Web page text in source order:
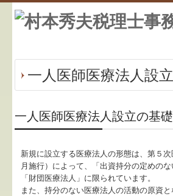
お知らせ
経営理念
交通案内
業務案内
一人医師医療法人設立
一人医師医療法人設立の基
新規に設立する医療法人の形態は、第５
月施行）によって、「出資持分の定めの
「財団医療法人」に限られています。
また、持分のない医療法人の活動の原資